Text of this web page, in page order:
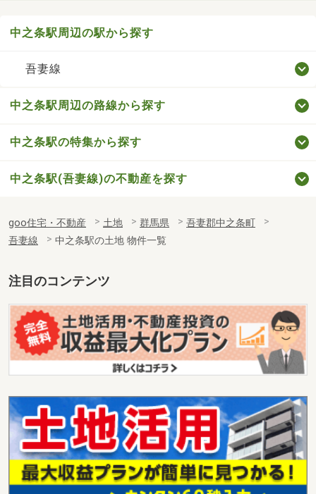
中之条駅周辺の駅から探す
吾妻線
中之条駅周辺の路線から探す
中之条駅の特集から探す
中之条駅(吾妻線)の不動産を探す
goo住宅・不動産 土地 群馬県
吾妻郡中之条町
吾妻線
中之条駅の土地 物件一覧
注目のコンテンツ